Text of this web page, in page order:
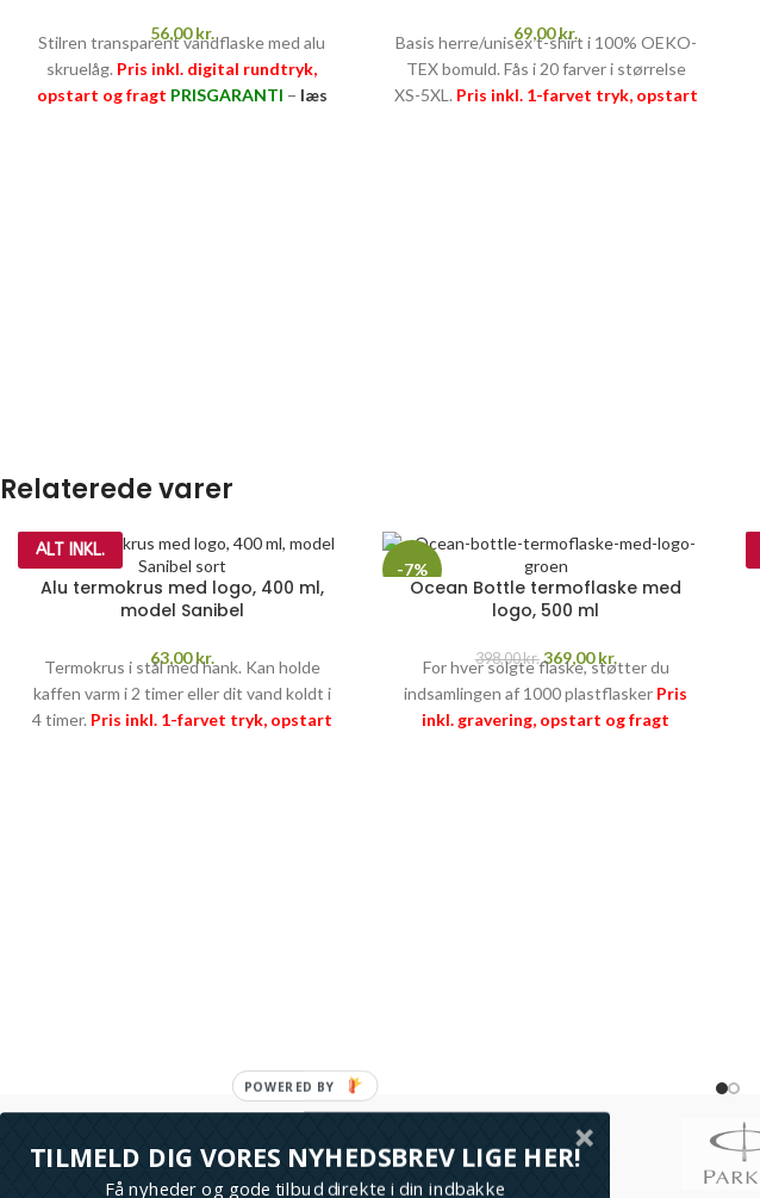
56,00kr.
Stilren transparent vandflaske med alu
skruelåg. Pris inkl. digital rundtryk,
opstart og fragt PRISGARANTI – læs
69,00kr.
Basis herre/unisex t-shirt i 100% OEKO-
TEX bomuld. Fås i 20 farver i størrelse
XS-5XL. Pris inkl. 1-farvet tryk, opstart
Relaterede varer
ALT INKL.
Alu termokrus med logo, 400 ml,
model Sanibel
63,00kr.
Termokrus i stål med hank. Kan holde
kaffen varm i 2 timer eller dit vand koldt i
4 timer. Pris inkl. 1-farvet tryk, opstart
-7%
Ocean Bottle termoflaske med
logo, 500 ml
398,00kr. 369,00kr.
For hver solgte flaske, støtter du
indsamlingen af 1000 plastflasker Pris
inkl. gravering, opstart og fragt
TILMELD DIG VORES NYHEDSBREV LIGE HER!
Få nyheder og gode tilbud direkte i din indbakke